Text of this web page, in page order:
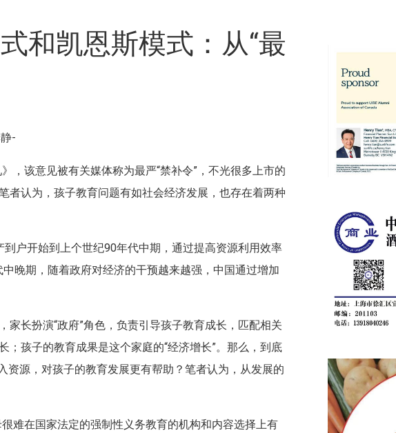
和凯恩斯模式：从“最
-
，该意见被有关媒体称为最严“禁补令”，不光很多上市的
者认为，孩子教育问题有如社会经济发展，也存在着两种
户开始到上个世纪90年代中期，通过提高资源利用效率
晚期，随着政府对经济的干预越来越强，中国通过增加
家长扮演“政府”角色，负责引导孩子教育成长，匹配相关
；孩子的教育成果是这个家庭的“经济增长”。那么，到底
资源，对孩子的教育发展更有帮助？笔者认为，从发展的
难在国家法定的强制性义务教育的机构和内容选择上有